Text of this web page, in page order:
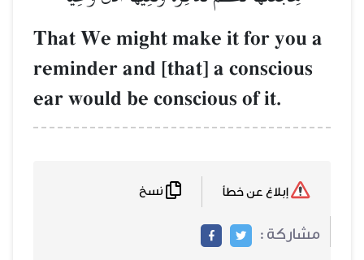
That We might make it for you a
reminder and [that] a conscious
ear would be conscious of it.
مشاركة :